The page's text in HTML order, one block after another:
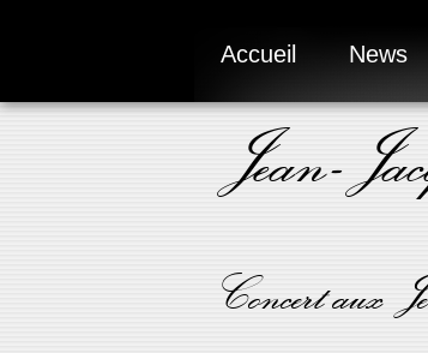
Accueil News
Jean-
Concert aux